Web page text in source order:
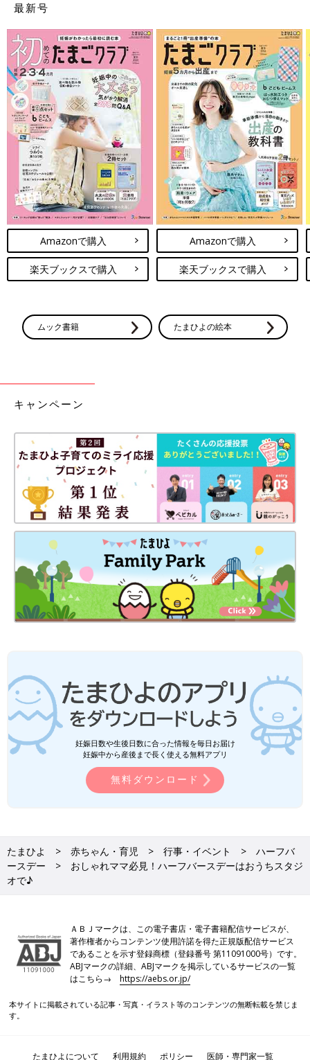
お出かけした先で子どもがグズって泣きやまず
ゆっくりできなかった、なんて経験は？ぐずり
続けたりすると、ママは焦る気持ちと申し訳な
い思いで気が気じゃ。そこで、子どもの笑顔を
引き出すあやしのプロ藍郷友香さんに、泣いて
いる子どもを笑顔に変える"とっておきワザ"を
伝授！
いかがでしたか？おうちスタジオのハーフバースデーフォト、ど
れもプロの撮影のように素敵でしたよね！おうちスタジオ用にド
レスや撮影小物のレンタルサービスもあるそうなので、手作りが
苦手な方でも手軽に始められますよ♪ ハーフバースデーの記念
に、おうちで素敵な写真を残しましょう。
（文：かな江）
※記事内容でご紹介している投稿、リンク先は、削除される場合
があります。あらかじめご了承ください。
※記事の内容は記載当時の情報であり、現在と異なる場合があり
ます。
最新号
Amazonで購入
楽天ブックスで購入
Amazonで購入
楽天ブックスで購入
ムック書籍 たまひよの絵本
キャンペーン
妊娠日数や生後日数に合った情報を毎日お届け
妊娠中から産後まで長く使える無料アプリ
無料ダウンロード
たまひよ 赤ちゃん・育児 行事・イベント
ハーフバ
ースデー
おしゃれママ必見！ハーフバースデーはおうちスタジ
オで♪
ＡＢＪマークは、この電子書店・電子書籍配信サービスが、
著作権者からコンテンツ使用許諾を得た正規版配信サービス
であることを示す登録商標（登録番号 第11091000号）です。
ABJマークの詳細、ABJマークを掲示しているサービスの一覧
はこちら→https://aebs.or.jp/
本サイトに掲載されている記事・写真・イラスト等のコンテンツの無断転載を禁じま
す。
たまひよについて 利用規約 ポリシー 医師・専門家一覧